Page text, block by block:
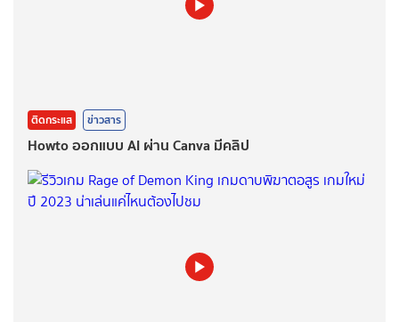
ติดกระแส ข่าวสาร
Howto ออกแบบ AI ผ่าน Canva มีคลิป